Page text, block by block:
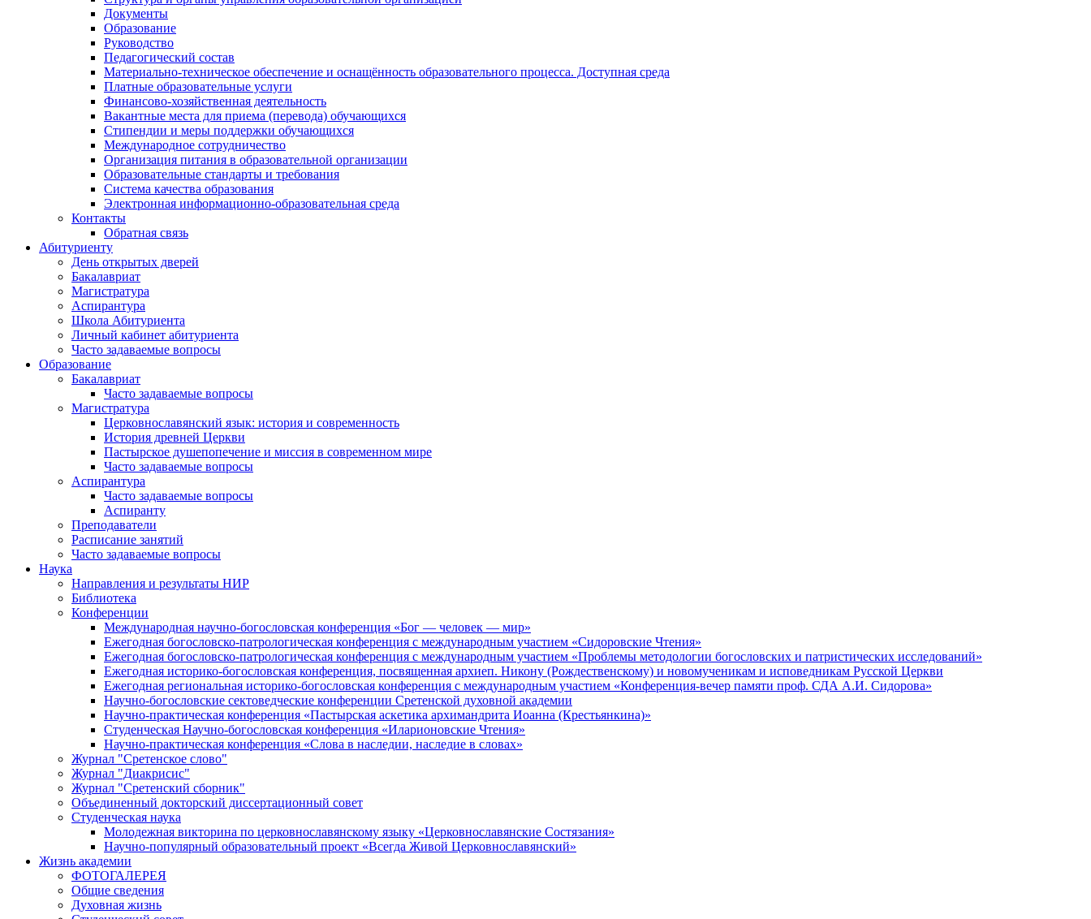
Документы
Образование
Руководство
Педагогический состав
Материально-техническое обеспечение и оснащённость образовательного процесса. Доступная среда
Платные образовательные услуги
Финансово-хозяйственная деятельность
Вакантные места для приема (перевода) обучающихся
Стипендии и меры поддержки обучающихся
Международное сотрудничество
Организация питания в образовательной организации
Образовательные стандарты и требования
Система качества образования
Электронная информационно-образовательная среда
Контакты
Обратная связь
Абитуриенту
День открытых дверей
Бакалавриат
Магистратура
Аспирантура
Школа Абитуриента
Личный кабинет абитуриента
Часто задаваемые вопросы
Образование
Бакалавриат
Часто задаваемые вопросы
Магистратура
Церковнославянский язык: история и современность
История древней Церкви
Пастырское душепопечение и миссия в современном мире
Часто задаваемые вопросы
Аспирантура
Часто задаваемые вопросы
Аспиранту
Преподаватели
Расписание занятий
Часто задаваемые вопросы
Наука
Направления и результаты НИР
Библиотека
Конференции
Международная научно-богословская конференция «Бог — человек — мир»
Ежегодная богословско-патрологическая конференция с международным участием «Сидоровские Чтения»
Ежегодная богословско-патрологическая конференция с международным участием «Проблемы методологии богословских и патристических исследований»
Ежегодная историко-богословская конференция, посвященная архиеп. Никону (Рождественскому) и новомученикам и исповедникам Русской Церкви
Ежегодная региональная историко-богословская конференция с международным участием «Конференция-вечер памяти проф. СДА А.И. Сидорова»
Научно-богословские сектоведческие конференции Сретенской духовной академии
Научно-практическая конференция «Пастырская аскетика архимандрита Иоанна (Крестьянкина)»
Студенческая Научно-богословская конференция «Иларионовские Чтения»
Научно-практическая конференция «Cлова в наследии, наследие в словах»
Журнал "Сретенское слово"
Журнал "Диакрисис"
Журнал "Сретенский сборник"
Объединенный докторский диссертационный совет
Студенческая наука
Молодежная викторина по церковнославянскому языку «Церковнославянские Состязания»
Научно-популярный образовательный проект «Всегда Живой Церковнославянский»
Жизнь академии
ФОТОГАЛЕРЕЯ
Общие сведения
Духовная жизнь